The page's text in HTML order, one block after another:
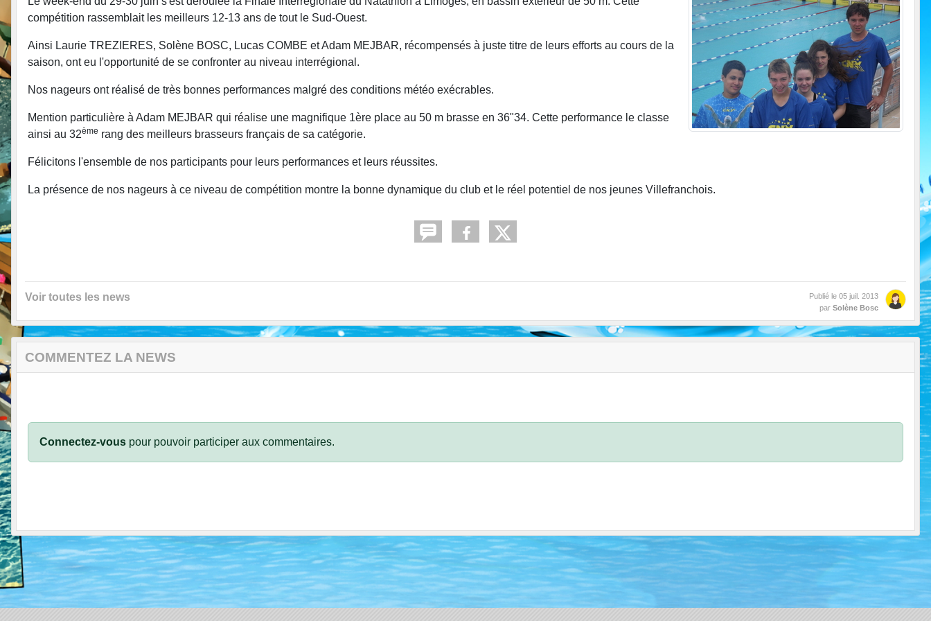
compétition rassemblait les meilleurs 12-13 ans de tout le Sud-Ouest.
Ainsi Laurie TREZIERES, Solène BOSC, Lucas COMBE et Adam MEJBAR, récompensés à juste titre de leurs efforts au cours de la
saison, ont eu l'opportunité de se confronter au niveau interrégional.
Nos nageurs ont réalisé de très bonnes performances malgré des conditions météo exécrables.
Mention particulière à Adam MEJBAR qui réalise une magnifique 1ère place au 50 m brasse en 36"34. Cette performance le classe
ainsi au 32ème rang des meilleurs brasseurs français de sa catégorie.
Félicitons l'ensemble de nos participants pour leurs performances et leurs réussites.
La présence de nos nageurs à ce niveau de compétition montre la bonne dynamique du club et le réel potentiel de nos jeunes Villefranchois.
Voir toutes les news Publié le 05 juil. 2013
par Solène Bosc
COMMENTEZ LA NEWS
Connectez-vous pour pouvoir participer aux commentaires.